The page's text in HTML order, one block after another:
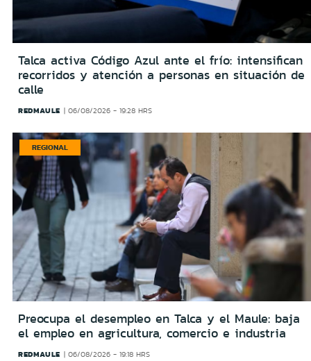
Talca activa Código Azul ante el frío: intensifican
recorridos y atención a personas en situación de
calle
REDMAULE 06/08/2026 - 19:28 HRS
REGIONAL
Preocupa el desempleo en Talca y el Maule: baja
el empleo en agricultura, comercio e industria
REDMAULE 06/08/2026 - 19:18 HRS